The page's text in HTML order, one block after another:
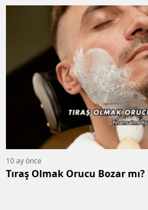
10 ay önce
Tıraş Olmak Orucu Bozar mı?